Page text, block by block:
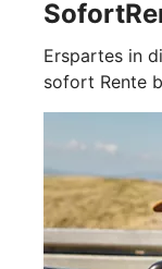
Erspartes in
sofort Rente